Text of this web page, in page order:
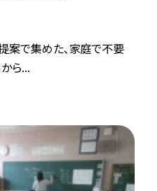
案で集めた、家庭で不要
ら...